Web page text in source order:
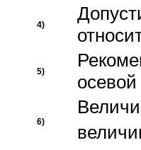
4)
5)
осевой
6)